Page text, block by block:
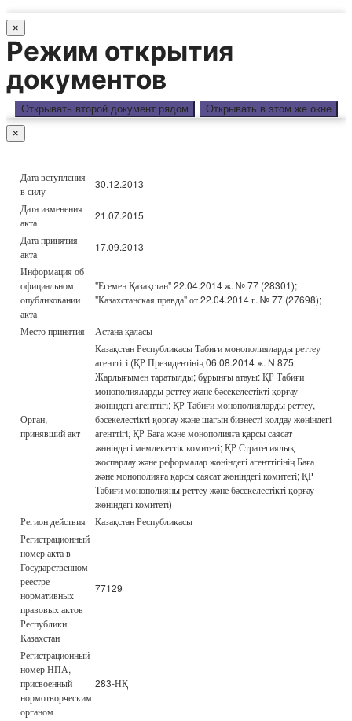
×
Режим открытия
документов
Открывать второй документ рядом Открывать в этом же окне
×
Дата вступления
в силу
30.12.2013
Дата изменения
акта
21.07.2015
Дата принятия
акта
17.09.2013
Информация об
официальном
опубликовании
акта
"Егемен Қазақстан" 22.04.2014 ж. № 77 (28301);
"Казахстанская правда" от 22.04.2014 г. № 77 (27698);
Место принятия Астана қаласы
Орган,
принявший акт
Қазақстан Республикасы Табиғи монополияларды реттеу
агенттігі (ҚР Президентінің 06.08.2014 ж. N 875
Жарлығымен таратылды; бұрынғы атауы: ҚР Табиғи
монополияларды реттеу және бәсекелестікті қорғау
жөніндегі агенттігі; ҚР Табиғи монополияларды реттеу,
бәсекелестікті қорғау және шағын бизнесті қолдау жөніндегі
агенттігі; ҚР Баға және монополияға қарсы саясат
жөніндегі мемлекеттік комитеті; ҚР Стратегиялық
жоспарлау және реформалар жөніндегі агенттігінің Баға
және монополияға қарсы саясат жөніндегі комитеті; ҚР
Табиғи монополияны реттеу және бәсекелестікті қорғау
жөніндегі комитеті)
Регион действия
Қазақстан Республикасы
Регистрационный
номер акта в
Государственном
реестре
нормативных
правовых актов
Республики
Казахстан
77129
Регистрационный
номер НПА,
присвоенный
нормотворческим
органом
283-НҚ